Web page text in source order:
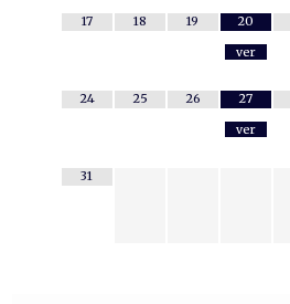
17 18 19
20
ver
24 25 26
27
ver
31